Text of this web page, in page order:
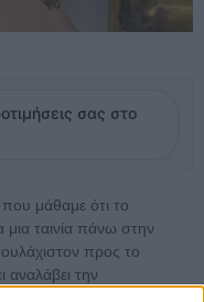
σας στο
μάθαμε ότι το
μια ταινία πάνω στην
προς το
αναλάβει την